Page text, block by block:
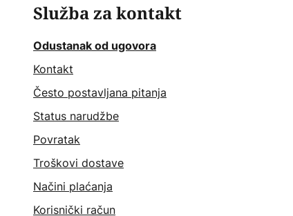
Služba za kontakt
Odustanak od ugovora
Kontakt
Često postavljana pitanja
Status narudžbe
Povratak
Troškovi dostave
Načini plaćanja
Korisnički račun